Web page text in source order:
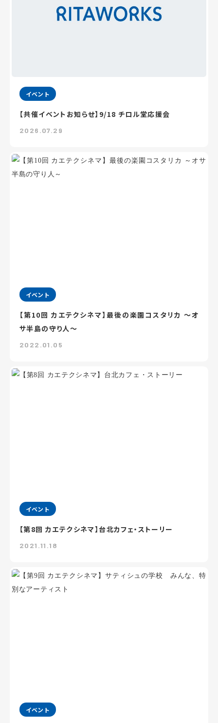
イベント
【共催イベントお知らせ】9/18 チロル堂応援会
2026.07.29
イベント
【第10回 カエテクシネマ】最後の楽園コスタリカ ～オ
サ半島の守り人～
2022.01.05
イベント
【第8回 カエテクシネマ】台北カフェ・ストーリー
2021.11.18
イベント